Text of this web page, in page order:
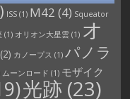
ISS(1) M42 (4) Squeator
(1) オリオン大星雲(1) オ
(2) カノープス (1) パノラ
ムーンロード (1) モザイク
光跡 (23)